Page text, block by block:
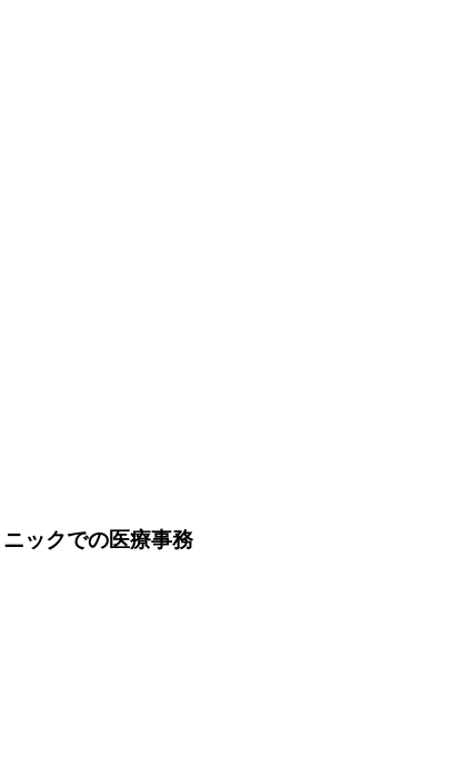
ックでの医療事務